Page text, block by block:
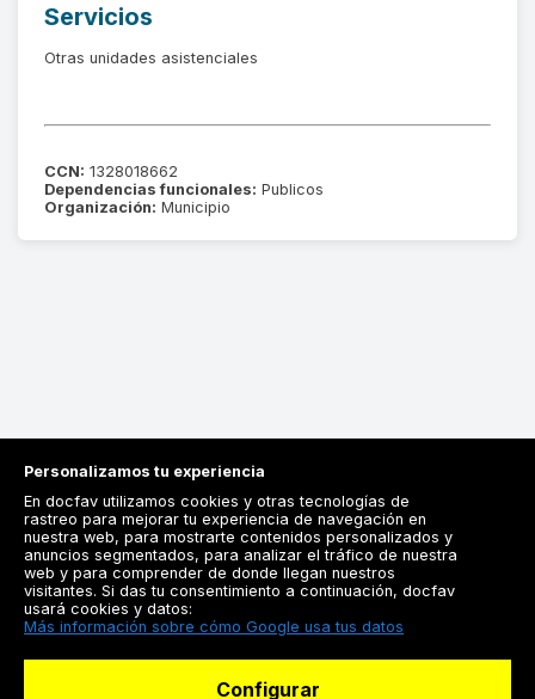
Servicios
Otras unidades asistenciales
CCN: 1328018662
Dependencias funcionales: Publicos
Organización: Municipio
Registrarse
Docfav
Personalizamos tu experiencia
En docfav utilizamos cookies y otras tecnologías de
rastreo para mejorar tu experiencia de navegación en
nuestra web, para mostrarte contenidos personalizados y
anuncios segmentados, para analizar el tráfico de nuestra
web y para comprender de donde llegan nuestros
visitantes. Si das tu consentimiento a continuación, docfav
usará cookies y datos:
Más información sobre cómo Google usa tus datos
Configurar